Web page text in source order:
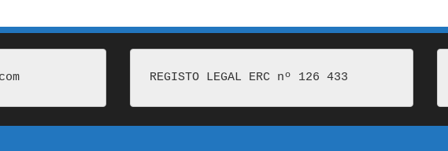
REGISTO LEGAL ERC nº 126 433